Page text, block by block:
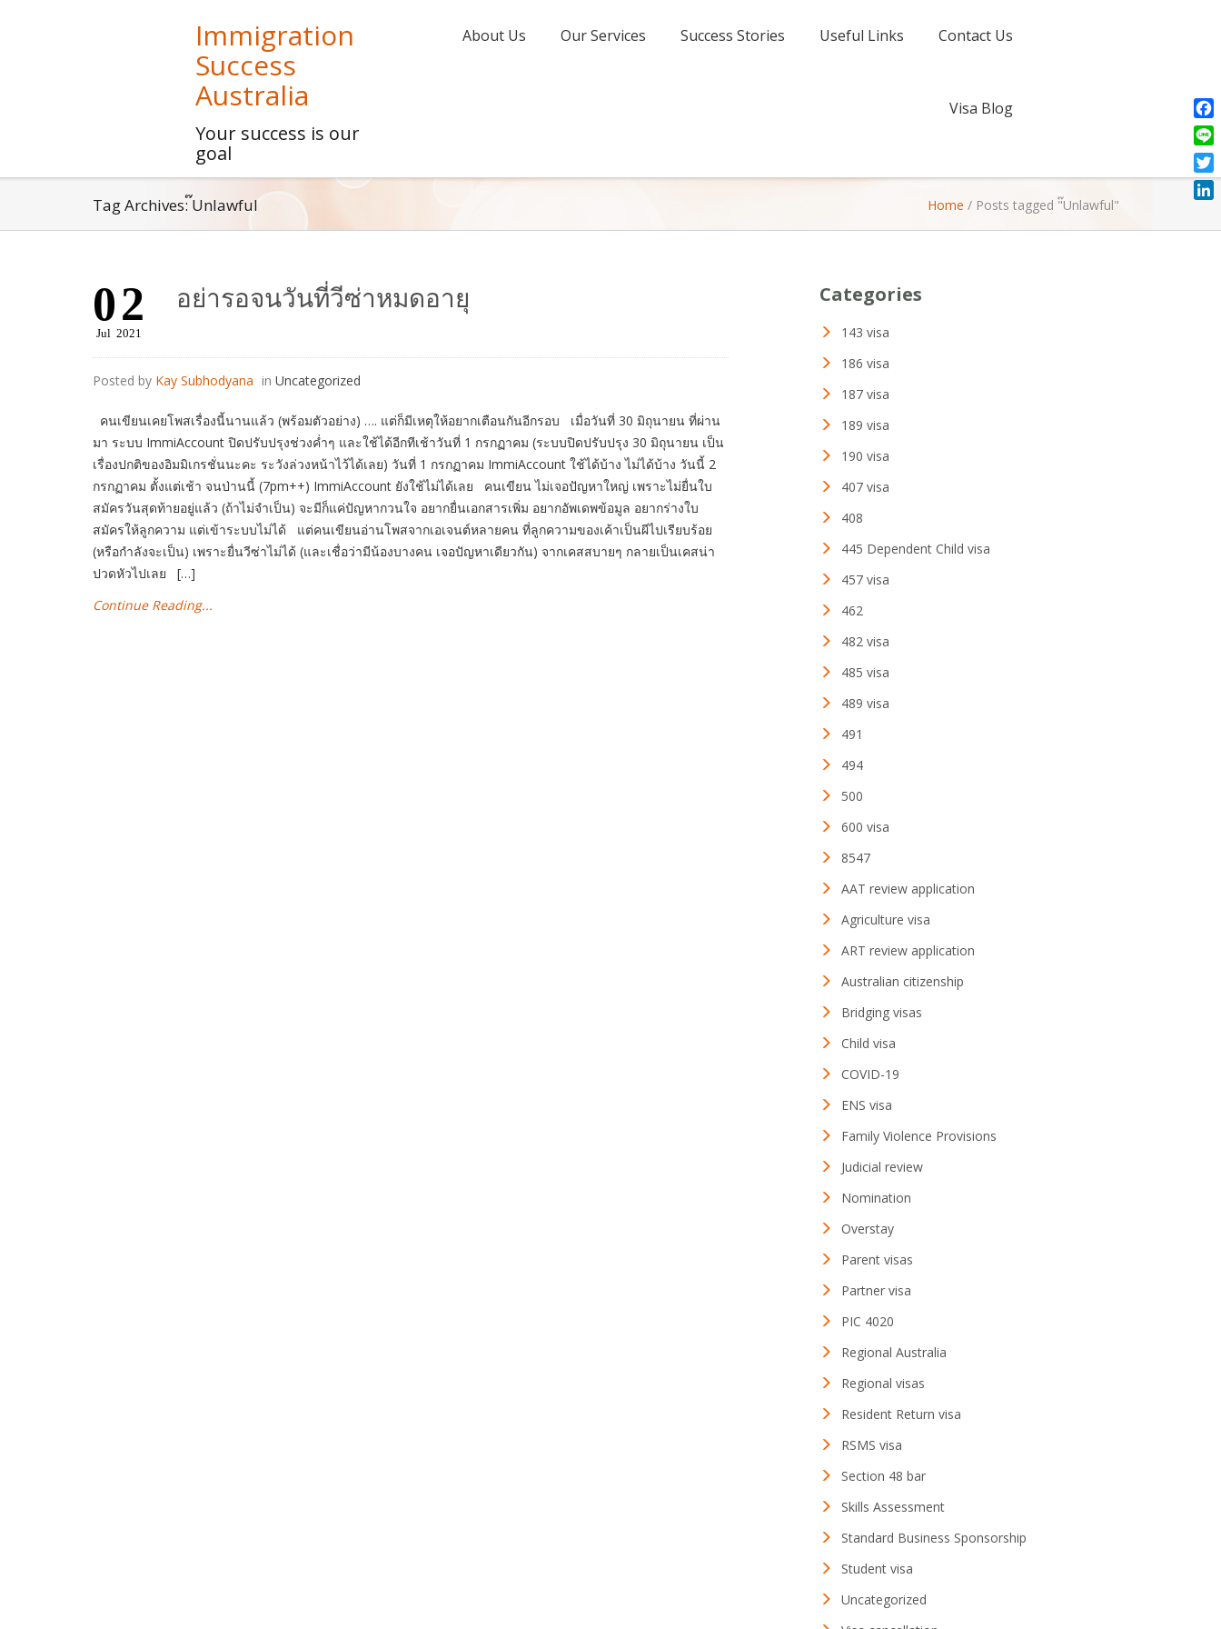
Immigration
Success
Australia
Your success is our
goal
About Us Our Services Success Stories Useful Links Contact Us
Visa Blog
Tag Archives: ๊Unlawful Home / Posts tagged "๊Unlawful"
02
Jul 2021
อย่ารอจนวันที่วีซ่าหมดอายุ
Posted by Kay Subhodyana in Uncategorized
คนเขียนเคยโพสเรื่องนี้นานแล้ว (พร้อมตัวอย่าง) …. แต่ก็มีเหตุให้อยากเตือนกันอีกรอบ เมื่อวันที่ 30 มิถุนายน ที่ผ่าน
มา ระบบ ImmiAccount ปิดปรับปรุงช่วงค่ำๆ และใช้ได้อีกทีเช้าวันที่ 1 กรกฏาคม (ระบบปิดปรับปรุง 30 มิถุนายน เป็น
เรื่องปกติของอิมมิเกรชั่นนะคะ ระวังล่วงหน้าไว้ได้เลย) วันที่ 1 กรกฏาคม ImmiAccount ใช้ได้บ้าง ไม่ได้บ้าง วันนี้ 2
กรกฏาคม ตั้งแต่เช้า จนป่านนี้ (7pm++) ImmiAccount ยังใช้ไม่ได้เลย คนเขียน ไม่เจอปัญหาใหญ่ เพราะไม่ยื่นใบ
สมัครวันสุดท้ายอยู่แล้ว (ถ้าไม่จำเป็น) จะมีก็แค่ปัญหากวนใจ อยากยื่นเอกสารเพิ่ม อยากอัพเดพข้อมูล อยากร่างใบ
สมัครให้ลูกความ แต่เข้าระบบไม่ได้ แต่คนเขียนอ่านโพสจากเอเจนต์หลายคน ที่ลูกความของเค้าเป็นผีไปเรียบร้อย
(หรือกำลังจะเป็น) เพราะยื่นวีซ่าไม่ได้ (และเชื่อว่ามีน้องบางคน เจอปัญหาเดียวกัน) จากเคสสบายๆ กลายเป็นเคสน่า
ปวดหัวไปเลย […]
Continue Reading...
Categories
143 visa
186 visa
187 visa
189 visa
190 visa
407 visa
408
445 Dependent Child visa
457 visa
462
482 visa
485 visa
489 visa
491
494
500
600 visa
8547
AAT review application
Agriculture visa
ART review application
Australian citizenship
Bridging visas
Child visa
COVID-19
ENS visa
Family Violence Provisions
Judicial review
Nomination
Overstay
Parent visas
Partner visa
PIC 4020
Regional Australia
Regional visas
Resident Return visa
RSMS visa
Section 48 bar
Skills Assessment
Standard Business Sponsorship
Student visa
Uncategorized
Line